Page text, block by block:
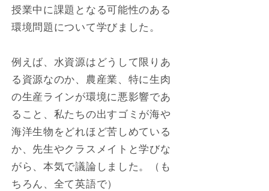
授業中に課題となる可能性のある
環境問題について学びました。
例えば、水資源はどうして限りあ
る資源なのか、農産業、特に生肉
の生産ラインが環境に悪影響であ
ること、私たちの出すゴミが海や
海洋生物をどれほど苦しめている
か、先生やクラスメイトと学びな
がら、本気で議論しました。（も
ちろん、全て英語で）